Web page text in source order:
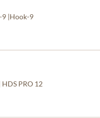
9 |Hook-9
HDS PRO 12